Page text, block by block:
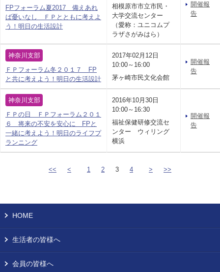
FPフォーラム夏2017 備えあれ
ば憂いなし ＦＰとともに考えよ
う！明日の生活設計
相模原市市立市民・
大学交流センター
（愛称：ユニコムプ
ラザさがみはら）
開催報
告
神奈川支部
ＦＰフォーラム冬２０１７ FP
と共に考えよう！明日の生活設計
2017年02月12日
10:00～16:00
茅ヶ崎市民文化会館
開催報
告
神奈川支部
ＦＰの日 ＦＰフォーラム２０１
６ 将来の不安を安心に FPと
一緒に考えよう！明日のライフプ
ランニング
2016年10月30日
10:00～16:30
福祉保健研修交流セ
ンター ウィリング
横浜
開催報
告
<< < 1 2 3 4 > >>
HOME
生活者の皆様へ
会員の皆様へ